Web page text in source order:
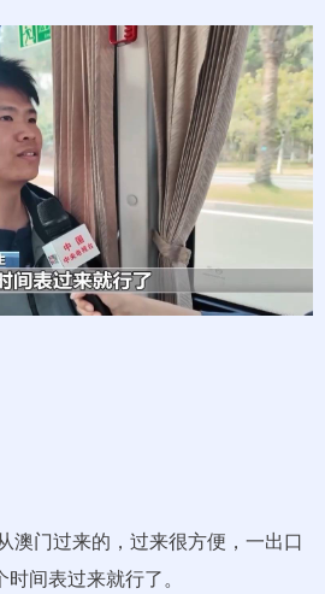
澳门过来的，过来很方便，一出口
间表过来就行了。